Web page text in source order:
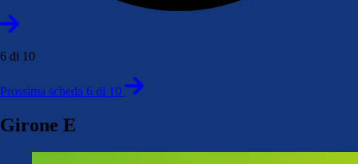
6 di 10
Prossima scheda 6 di 10
Girone E